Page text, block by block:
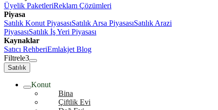
Üyelik PaketleriReklam Çözümleri
Piyasa
Satılık Konut PiyasasıSatılık Arsa PiyasasıSatılık Arazi
PiyasasıSatılık İş Yeri Piyasası
Kaynaklar
Satıcı RehberiEmlakjet Blog
Filtrele3
Satılık
Konut
Bina
Çiftlik Evi